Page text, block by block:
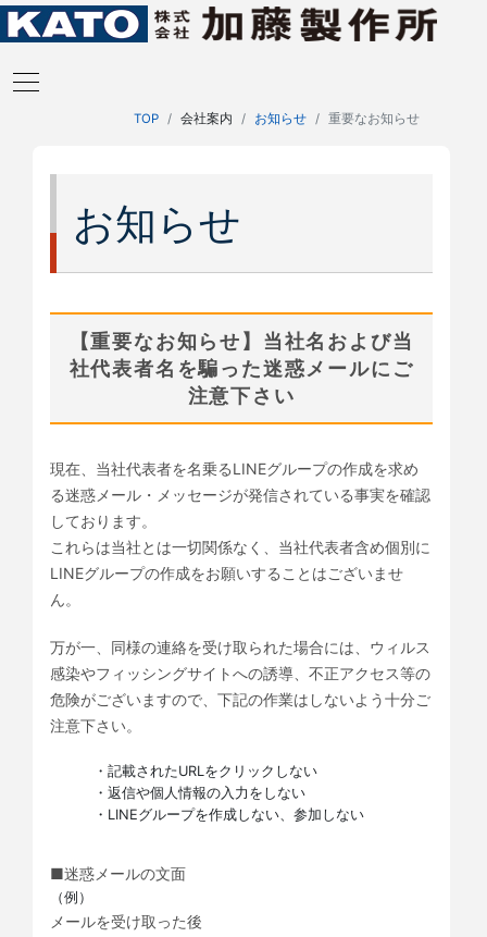
TOP 会社案内 お知らせ 重要なお知らせ
お知らせ
【重要なお知らせ】当社名および当
社代表者名を騙った迷惑メールにご
注意下さい
現在、当社代表者を名乗るLINEグループの作成を求め
る迷惑メール・メッセージが発信されている事実を確認
しております。
これらは当社とは一切関係なく、当社代表者含め個別に
LINEグループの作成をお願いすることはございませ
ん。
万が一、同様の連絡を受け取られた場合には、ウィルス
感染やフィッシングサイトへの誘導、不正アクセス等の
危険がございますので、下記の作業はしないよう十分ご
注意下さい。
・記載されたURLをクリックしない
・返信や個人情報の入力をしない
・LINEグループを作成しない、参加しない
■迷惑メールの文面
（例）
メールを受け取った後